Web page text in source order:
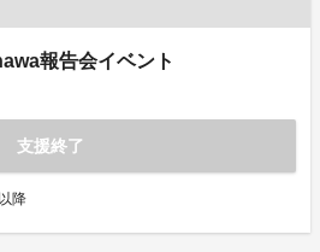
報告会イベント
支援終了
降